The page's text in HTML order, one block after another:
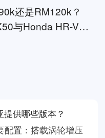
还是RM120k？
与Honda HR-V，B
提供哪些版本？
配置：搭载涡轮增压